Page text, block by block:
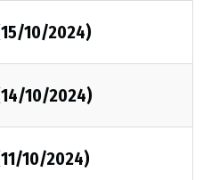
10/2024)
10/2024)
10/2024)